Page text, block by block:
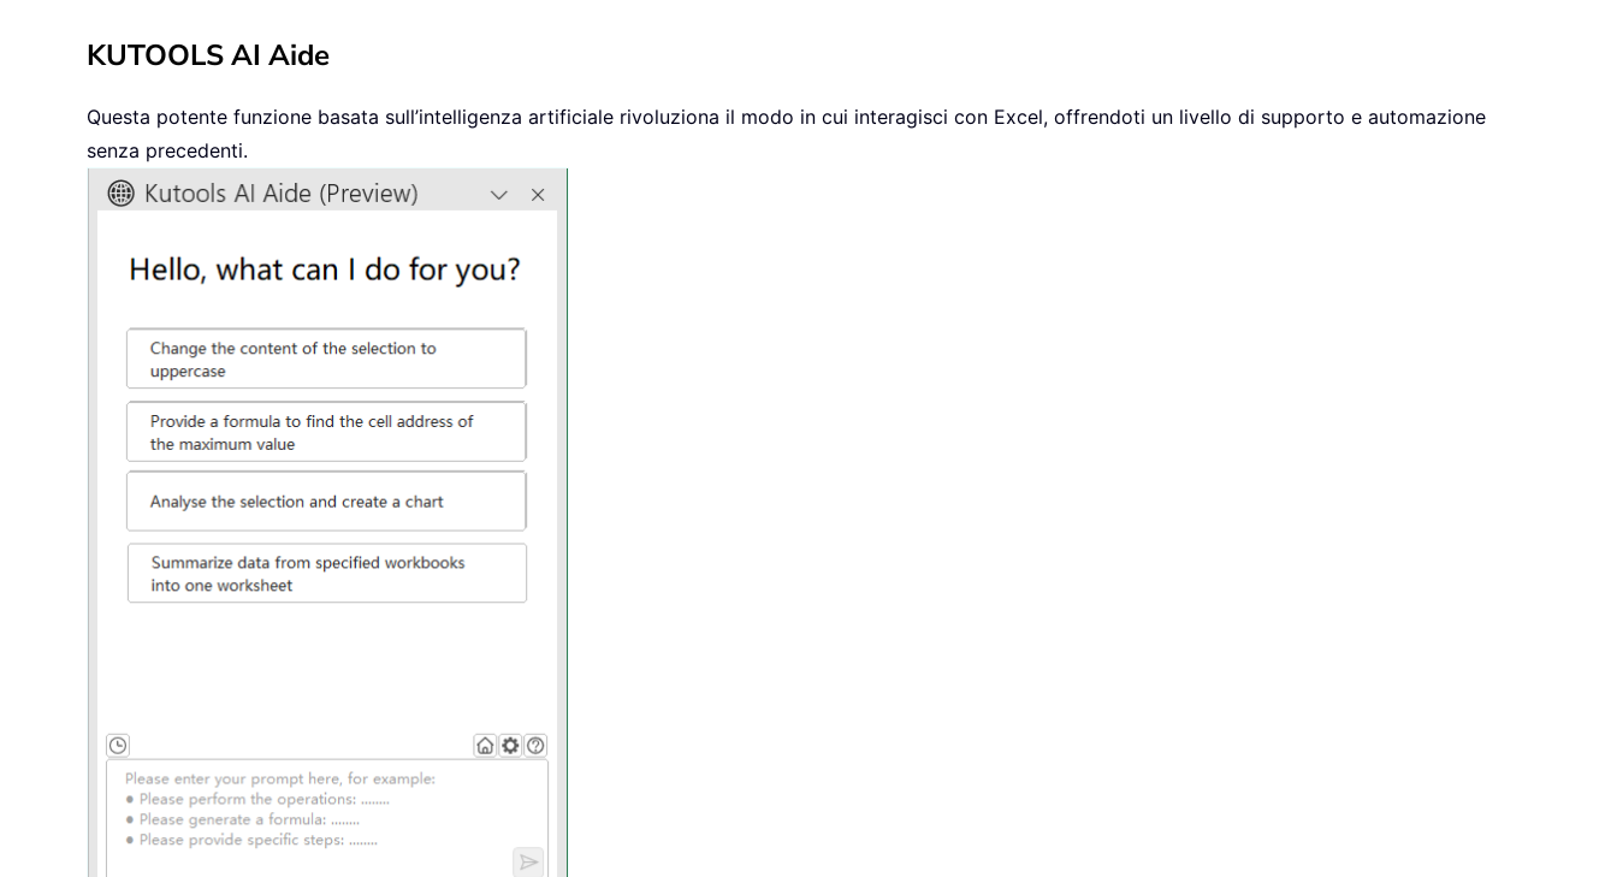
KUTOOLS AI Aide
Questa potente funzione basata sull’intelligenza artificiale rivoluziona il modo in cui interagisci con Excel, offrendoti un livello di supporto e automazione
senza precedenti.